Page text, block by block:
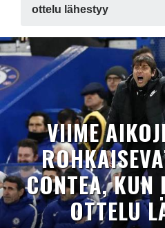
ottelu lähestyy
VIIME
CONTEA, KUN
OTTELU